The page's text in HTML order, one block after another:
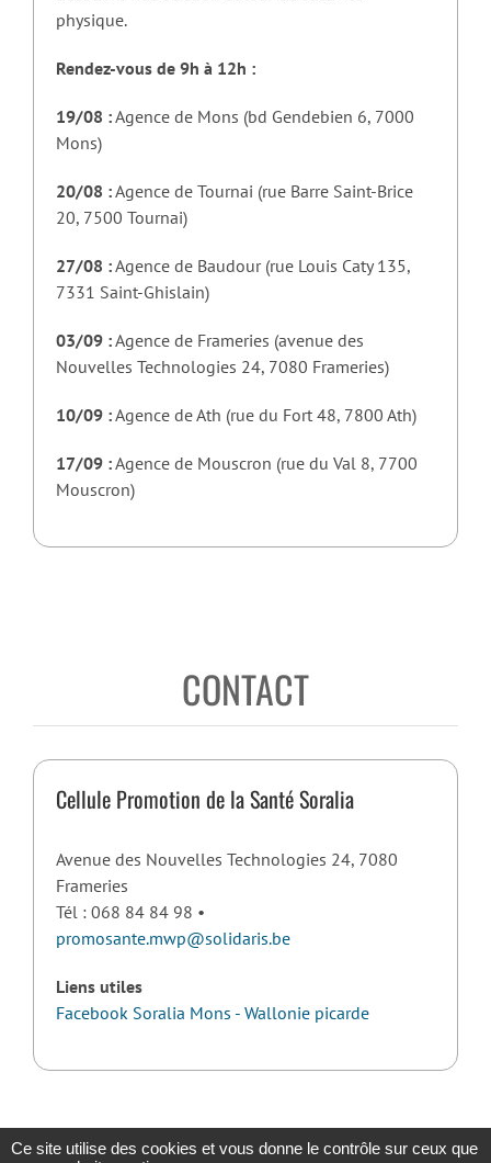
physique.
Rendez-vous de 9h à 12h :
19/08 :Agence de Mons (bd Gendebien 6, 7000
Mons)
20/08 :Agence de Tournai (rue Barre Saint-Brice
20, 7500 Tournai)
27/08 :Agence de Baudour (rue Louis Caty 135,
7331 Saint-Ghislain)
03/09 :Agence de Frameries (avenue des
Nouvelles Technologies 24, 7080 Frameries)
10/09 :Agence de Ath (rue du Fort 48, 7800 Ath)
17/09 :Agence de Mouscron (rue du Val 8, 7700
Mouscron)
CONTACT
Cellule Promotion de la Santé Soralia
Avenue des Nouvelles Technologies 24, 7080
Frameries
Tél : 068 84 84 98 •
promosante.mwp@solidaris.be
Liens utiles
Facebook Soralia Mons - Wallonie picarde
Ce site utilise des cookies et vous donne le contrôle sur ceux que